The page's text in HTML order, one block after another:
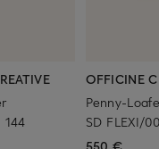
144
OFFICINE
Penny-
SD FLEXI/